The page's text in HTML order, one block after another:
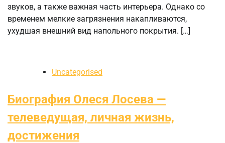
звуков, а также важная часть интерьера. Однако со
временем мелкие загрязнения накапливаются,
ухудшая внешний вид напольного покрытия. […]
Uncategorised
Биография Олеся Лосева —
телеведущая, личная жизнь,
достижения